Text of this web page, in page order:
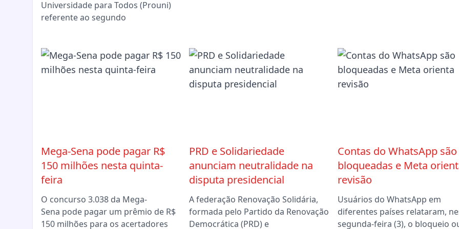
Universidade para Todos (Prouni)
referente ao segundo
Mega-Sena pode pagar R$
150 milhões nesta quinta-
feira
O concurso 3.038 da Mega-
Sena pode pagar um prêmio de R$
150 milhões para os acertadores
PRD e Solidariedade
anunciam neutralidade na
disputa presidencial
A federação Renovação Solidária,
formada pelo Partido da Renovação
Democrática (PRD) e
Contas do WhatsApp são
bloqueadas e Meta
revisão
Usuários do WhatsApp em
diferentes países relataram,
segunda-feira (3), o bloqueio